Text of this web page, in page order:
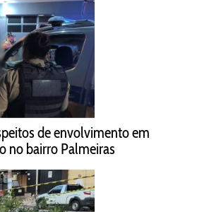
de envolvimento em
no bairro Palmeiras